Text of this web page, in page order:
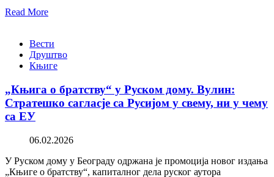
Read More
Вести
Друштво
Књиге
„Књига о братству“ у Руском дому. Вулин:
Стратешко сагласје са Русијом у свему, ни у чему
са ЕУ
06.02.2026
У Руском дому у Београду одржана је промоција новог издања
„Књиге о братству“, капиталног дела руског аутора